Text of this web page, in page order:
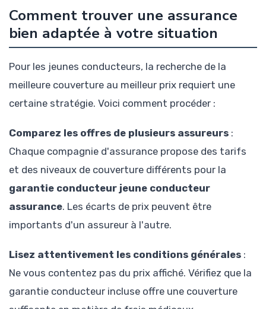
Comment trouver une assurance
bien adaptée à votre situation
Pour les jeunes conducteurs, la recherche de la
meilleure couverture au meilleur prix requiert une
certaine stratégie. Voici comment procéder :
Comparez les offres de plusieurs assureurs :
Chaque compagnie d'assurance propose des tarifs
et des niveaux de couverture différents pour la
garantie conducteur jeune conducteur
assurance. Les écarts de prix peuvent être
importants d'un assureur à l'autre.
Lisez attentivement les conditions générales :
Ne vous contentez pas du prix affiché. Vérifiez que la
garantie conducteur incluse offre une couverture